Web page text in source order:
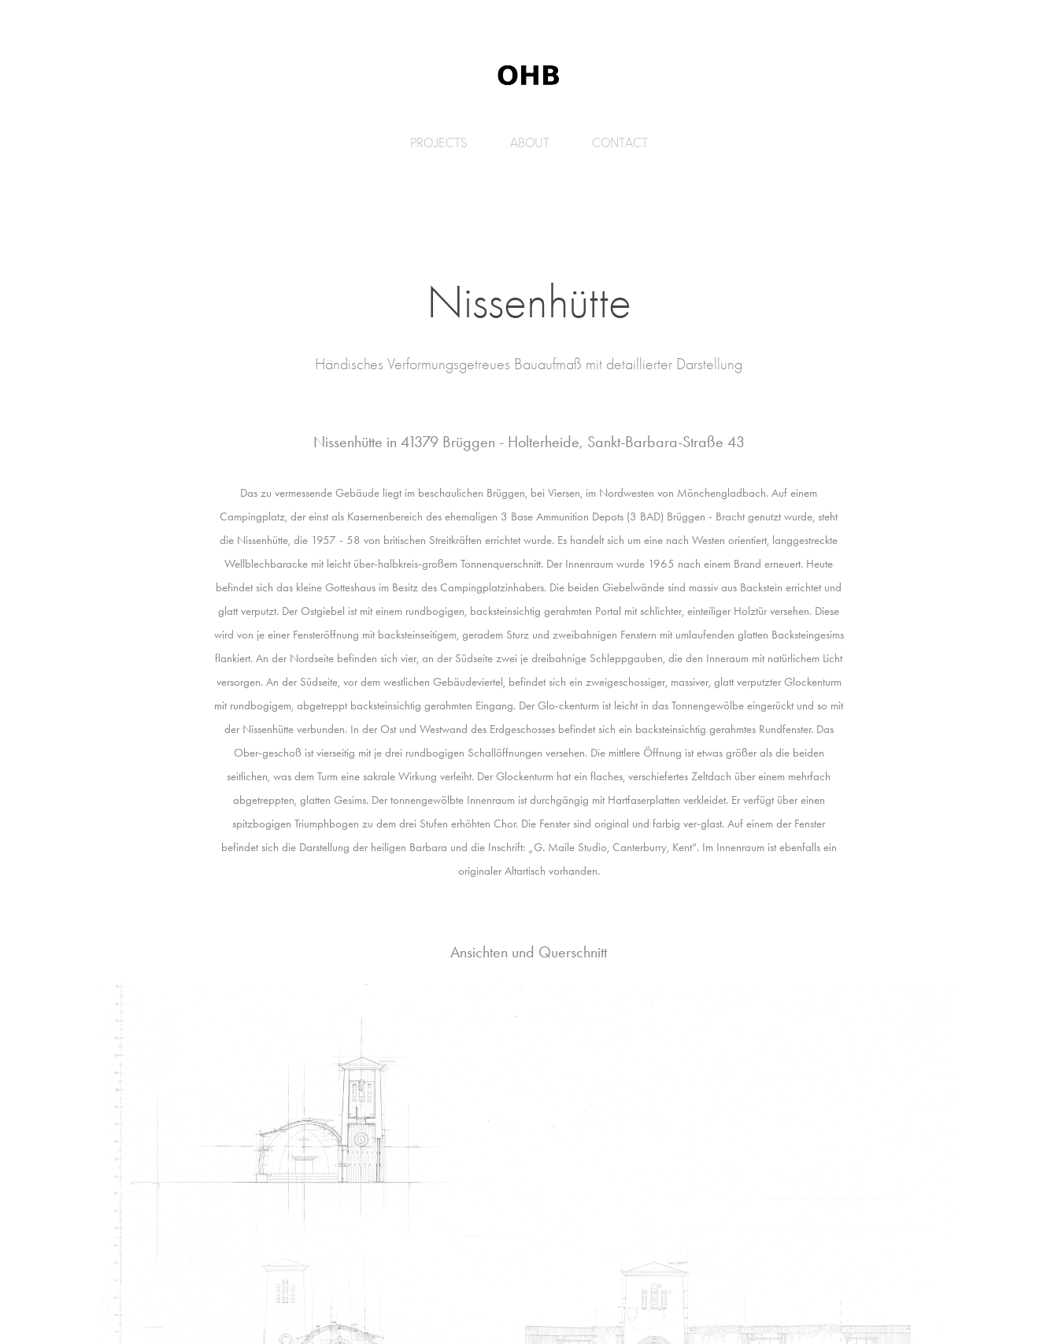
PROJECTS ABOUT CONTACT
Nissenhütte
Händisches Verformungsgetreues Bauaufmaß mit detaillierter Darstellung
Nissenhütte in 41379 Brüggen - Holterheide, Sankt-Barbara-Straße 43
Das zu vermessende Gebäude liegt im beschaulichen Brüggen, bei Viersen, im Nordwesten von Mönchengladbach. Auf einem
Campingplatz, der einst als Kasernenbereich des ehemaligen 3 Base Ammunition Depots (3 BAD) Brüggen - Bracht genutzt wurde, steht
die Nissenhütte, die 1957 - 58 von britischen Streitkräften errichtet wurde. Es handelt sich um eine nach Westen orientiert, langgestreckte
Wellblechbaracke mit leicht über-halbkreis-großem Tonnenquerschnitt. Der Innenraum wurde 1965 nach einem Brand erneuert. Heute
befindet sich das kleine Gotteshaus im Besitz des Campingplatzinhabers. Die beiden Giebelwände sind massiv aus Backstein errichtet und
glatt verputzt. Der Ostgiebel ist mit einem rundbogigen, backsteinsichtig gerahmten Portal mit schlichter, einteiliger Holztür versehen. Diese
wird von je einer Fensteröffnung mit backsteinseitigem, geradem Sturz und zweibahnigen Fenstern mit umlaufenden glatten Backsteingesims
flankiert. An der Nordseite befinden sich vier, an der Südseite zwei je dreibahnige Schleppgauben, die den Inneraum mit natürlichem Licht
versorgen. An der Südseite, vor dem westlichen Gebäudeviertel, befindet sich ein zweigeschossiger, massiver, glatt verputzter Glockenturm
mit rundbogigem, abgetreppt backsteinsichtig gerahmten Eingang. Der Glo-ckenturm ist leicht in das Tonnengewölbe eingerückt und so mit
der Nissenhütte verbunden. In der Ost und Westwand des Erdgeschosses befindet sich ein backsteinsichtig gerahmtes Rundfenster. Das
Ober-geschoß ist vierseitig mit je drei rundbogigen Schallöffnungen versehen. Die mittlere Öffnung ist etwas größer als die beiden
seitlichen, was dem Turm eine sakrale Wirkung verleiht. Der Glockenturm hat ein flaches, verschiefertes Zeltdach über einem mehrfach
abgetreppten, glatten Gesims. Der tonnengewölbte Innenraum ist durchgängig mit Hartfaserplatten verkleidet. Er verfügt über einen
spitzbogigen Triumphbogen zu dem drei Stufen erhöhten Chor. Die Fenster sind original und farbig ver-glast. Auf einem der Fenster
befindet sich die Darstellung der heiligen Barbara und die Inschrift: „G. Maile Studio, Canterburry, Kent“. Im Innenraum ist ebenfalls ein
originaler Altartisch vorhanden.
Ansichten und Querschnitt